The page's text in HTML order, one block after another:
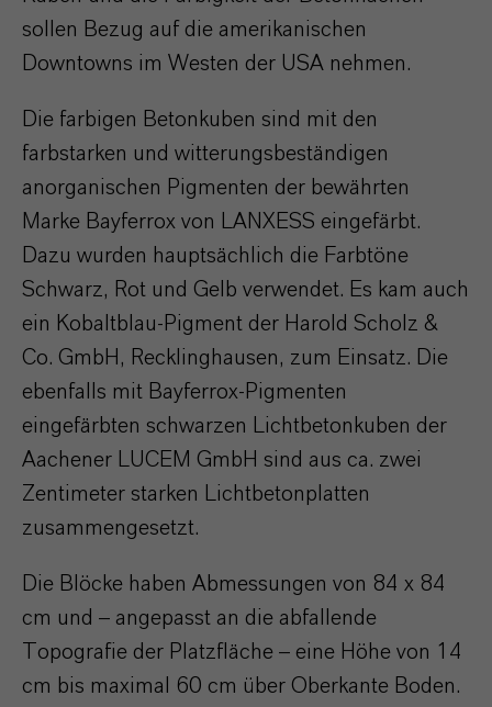
sollen Bezug auf die amerikanischen
Downtowns im Westen der USA nehmen.
Die farbigen Betonkuben sind mit den
farbstarken und witterungsbeständigen
anorganischen Pigmenten der bewährten
Marke Bayferrox von LANXESS eingefärbt.
Dazu wurden hauptsächlich die Farbtöne
Schwarz, Rot und Gelb verwendet. Es kam auch
ein Kobaltblau-Pigment der Harold Scholz &
Co. GmbH, Recklinghausen, zum Einsatz. Die
ebenfalls mit Bayferrox-Pigmenten
eingefärbten schwarzen Lichtbetonkuben der
Aachener LUCEM GmbH sind aus ca. zwei
Zentimeter starken Lichtbetonplatten
zusammengesetzt.
Die Blöcke haben Abmessungen von 84 x 84
cm und – angepasst an die abfallende
Topografie der Platzfläche – eine Höhe von 14
cm bis maximal 60 cm über Oberkante Boden.